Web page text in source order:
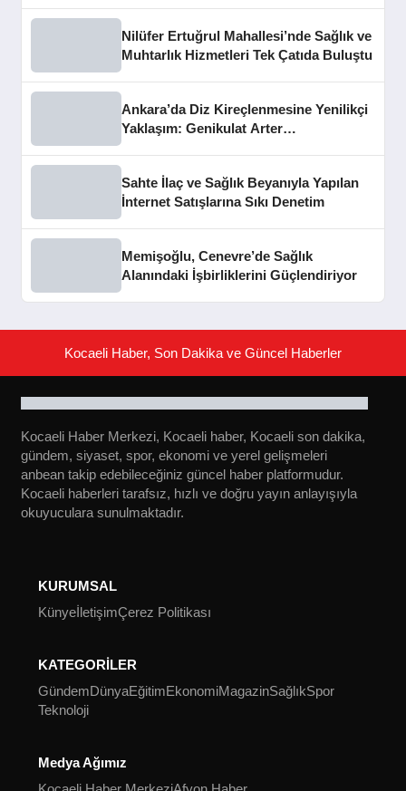
Nilüfer Ertuğrul Mahallesi’nde Sağlık ve
Muhtarlık Hizmetleri Tek Çatıda Buluştu
Ankara’da Diz Kireçlenmesine Yenilikçi
Yaklaşım: Genikulat Arter
Sahte İlaç ve Sağlık Beyanıyla Yapılan
İnternet Satışlarına Sıkı Denetim
Memişoğlu, Cenevre’de Sağlık
Alanındaki İşbirliklerini Güçlendiriyor
Kocaeli Haber, Son Dakika ve Güncel Haberler
Kocaeli Haber Merkezi, Kocaeli haber, Kocaeli son dakika,
gündem, siyaset, spor, ekonomi ve yerel gelişmeleri
anbean takip edebileceğiniz güncel haber platformudur.
Kocaeli haberleri tarafsız, hızlı ve doğru yayın anlayışıyla
okuyuculara sunulmaktadır.
KURUMSAL
KünyeİletişimÇerez Politikası
KATEGORİLER
GündemDünyaEğitimEkonomiMagazinSağlıkSpor
Teknoloji
Medya Ağımız